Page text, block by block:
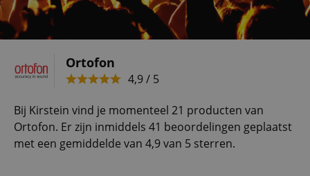
Ortofon
4,9 / 5
Bij Kirstein vind je momenteel 21 producten van
Ortofon. Er zijn inmiddels 41 beoordelingen geplaatst
met een gemiddelde van 4,9 van 5 sterren.